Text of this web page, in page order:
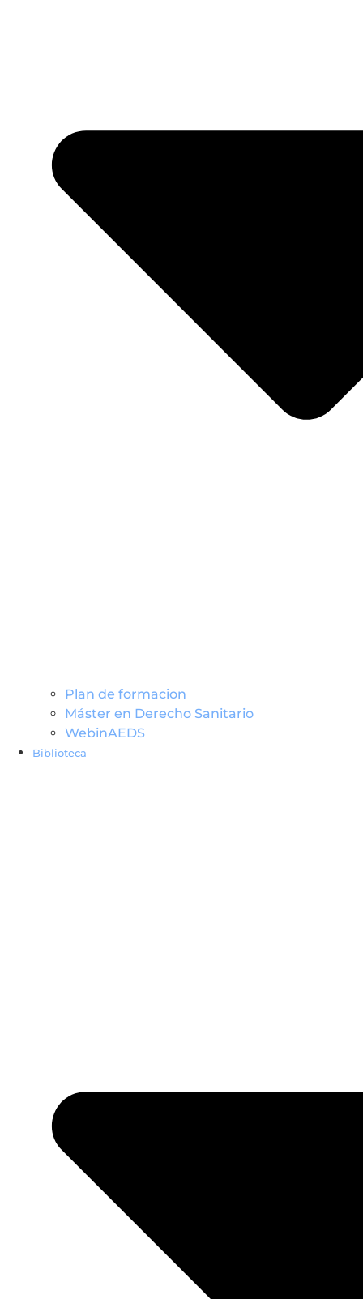
Plan de formacion
Máster en Derecho Sanitario
WebinAEDS
Biblioteca